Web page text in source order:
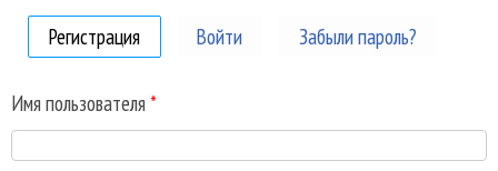
Регистрация (активная вкладка)
Войти Забыли пароль?
Имя пользователя *